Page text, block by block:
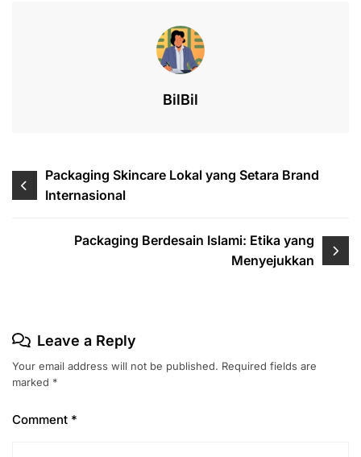
s
BilBil
Post
navigation
Packaging Skincare Lokal yang Setara Brand
Internasional
Packaging Berdesain Islami: Etika yang
Menyejukkan
Leave a Reply
Your email address will not be published. Required fields are
marked *
Comment *